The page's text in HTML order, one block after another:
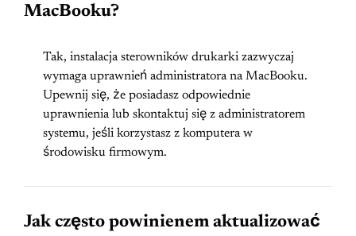
MacBooku?
Tak, instalacja sterowników drukarki zazwyczaj
wymaga uprawnień administratora na MacBooku.
Upewnij się, że posiadasz odpowiednie
uprawnienia lub skontaktuj się z administratorem
systemu, jeśli korzystasz z komputera w
środowisku firmowym.
Jak często powinienem aktualizować